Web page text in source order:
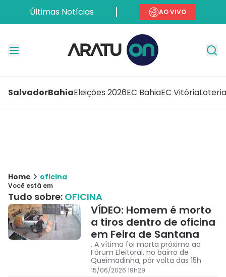
Últimas Notícias AO VIVO
SalvadorBahiaEleições 2026EC BahiaEC Vitória
Home oficina
Você está em
Tudo sobre: OFICINA
VÍDEO: Homem é morto
a tiros dentro de oficina
em Feira de Santana
. A vítima foi morta próximo ao
Fórum Eleitoral, no bairro de
Queimadinha, pór volta das 15h
15/06/2026 19h29